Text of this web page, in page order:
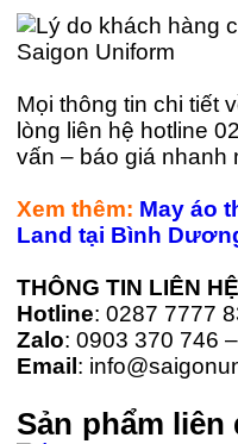
Mọi thông tin chi tiết
lòng liên hệ hotline
vấn – báo giá nhanh
Xem thêm: May áo
Land tại Bình
THÔNG TIN LIÊN HỆ
Hotline: 0287 7777
Zalo: 0903 370 746
Email :
Sản phẩm liên